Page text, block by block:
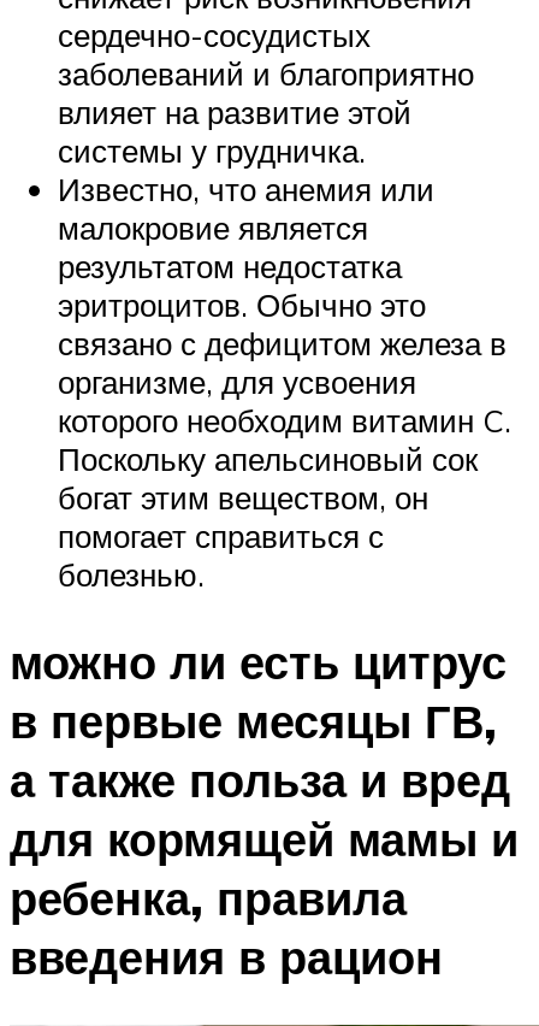
сердечно-сосудистых
заболеваний и благоприятно
влияет на развитие этой
системы у грудничка.
Известно, что анемия или
малокровие является
результатом недостатка
эритроцитов. Обычно это
связано с дефицитом железа в
организме, для усвоения
которого необходим витамин C.
Поскольку апельсиновый сок
богат этим веществом, он
помогает справиться с
болезнью.
можно ли есть цитрус
в первые месяцы ГВ,
а также польза и вред
для кормящей мамы и
ребенка, правила
введения в рацион